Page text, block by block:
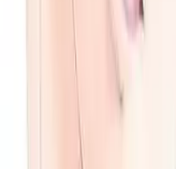
,
süreçlerine ışık tutan, samimi
Hikâyedeki karakterlerin
gençlik edebiyatının önemli
kaliteli baskı ve sade
kendilerini ve ilişkilerini
zamanda gençlik döneminin